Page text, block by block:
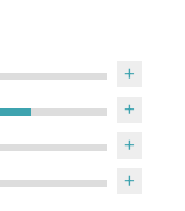
+
+
+
+